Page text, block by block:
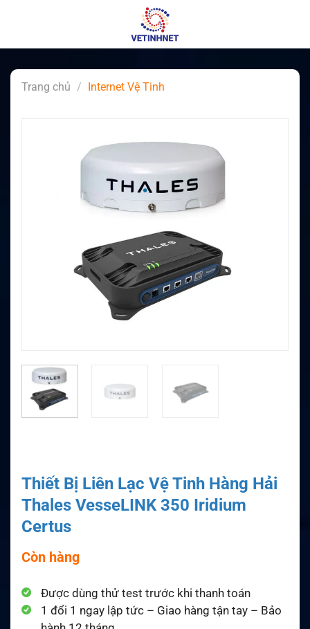
Trang chủ / Internet Vệ Tinh
Thiết Bị Liên Lạc Vệ Tinh Hàng Hải
Thales VesseLINK 350 Iridium
Certus
Còn hàng
Được dùng thử test trước khi thanh toán
1 đổi 1 ngay lập tức – Giao hàng tận tay – Bảo